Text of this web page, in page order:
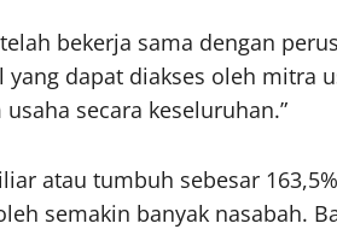
bekerja sama dengan
dapat diakses oleh mitra
secara keseluruhan.”
atau tumbuh sebesar
semakin banyak nasabah.